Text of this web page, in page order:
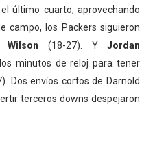
último cuarto, aprovechando
campo, los Packers siguieron
Wilson (18-27). YJordan
minutos de reloj para tener
Dos envíos cortos de Darnold
terceros downs despejaron